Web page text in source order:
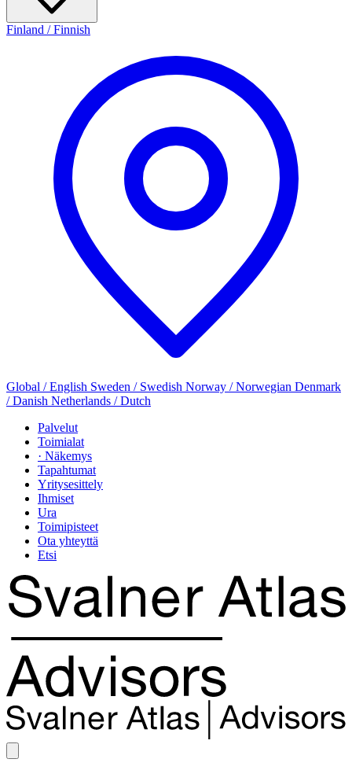
Finland / Finnish
Global / English Sweden / Swedish Norway / Norwegian Denmark
/ Danish Netherlands / Dutch
Palvelut
Toimialat
· Näkemys
Tapahtumat
Yritysesittely
Ihmiset
Ura
Toimipisteet
Ota yhteyttä
Etsi